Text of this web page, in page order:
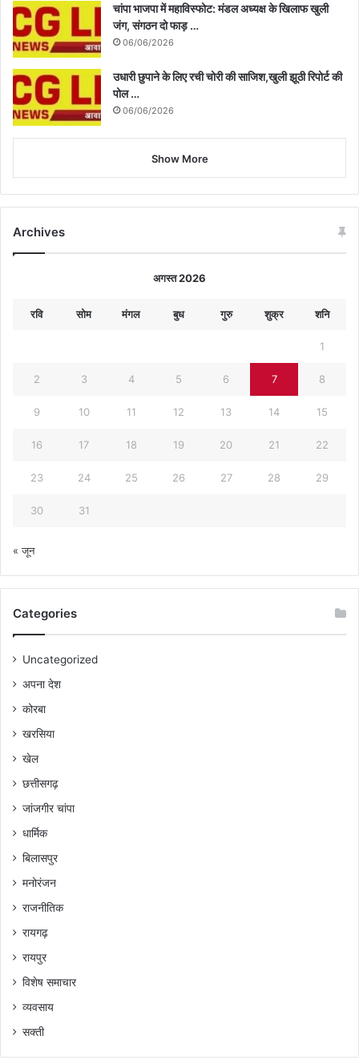
चांपा भाजपा में महाविस्फोट: मंडल अध्यक्ष के खिलाफ खुली
जंग, संगठन दो फाड़ …
06/06/2026
उधारी छुपाने के लिए रची चोरी की साजिश,खुली झूठी रिपोर्ट की
पोल …
06/06/2026
Show More
Archives
अगस्त 2026
रवि सोम मंगल बुध गुरु शुक्र शनि
1
2 3 4 5 6 7 8
9 10 11 12 13 14 15
16 17 18 19 20 21 22
23 24 25 26 27 28 29
30 31
« जून
Categories
Uncategorized
अपना देश
कोरबा
खरसिया
खेल
छत्तीसगढ़
जांजगीर चांपा
धार्मिक
बिलासपुर
मनोरंजन
राजनीतिक
रायगढ़
रायपुर
विशेष समाचार
व्यवसाय
सक्ती